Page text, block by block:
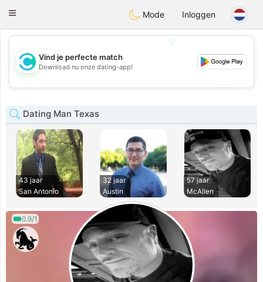
olombiaCitas
Toggle
Mode Inloggen
💖
💕
Vind je perfecte match
Download nu onze dating-app!
Dating Man Texas
43 jaar
San Antonio
32 jaar
Austin
57 jaar
McAllen
0.9/1